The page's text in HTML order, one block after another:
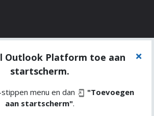
Outlook Platform toe aan
startscherm.
menu en dan
"Toevoegen
aan startscherm".